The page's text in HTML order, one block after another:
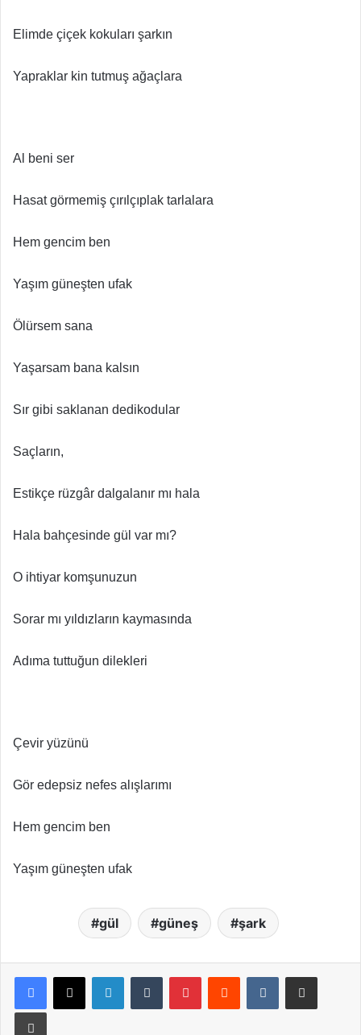
Elimde çiçek kokuları şarkın
Yapraklar kin tutmuş ağaçlara
Al beni ser
Hasat görmemiş çırılçıplak tarlalara
Hem gencim ben
Yaşım güneşten ufak
Ölürsem sana
Yaşarsam bana kalsın
Sır gibi saklanan dedikodular
Saçların,
Estikçe rüzgâr dalgalanır mı hala
Hala bahçesinde gül var mı?
O ihtiyar komşunuzun
Sorar mı yıldızların kaymasında
Adıma tuttuğun dilekleri
Çevir yüzünü
Gör edepsiz nefes alışlarımı
Hem gencim ben
Yaşım güneşten ufak
gül güneş şark
LinkedInTumblr PinterestReddit VKontakteE-Posta ile paylaş
Yazdır